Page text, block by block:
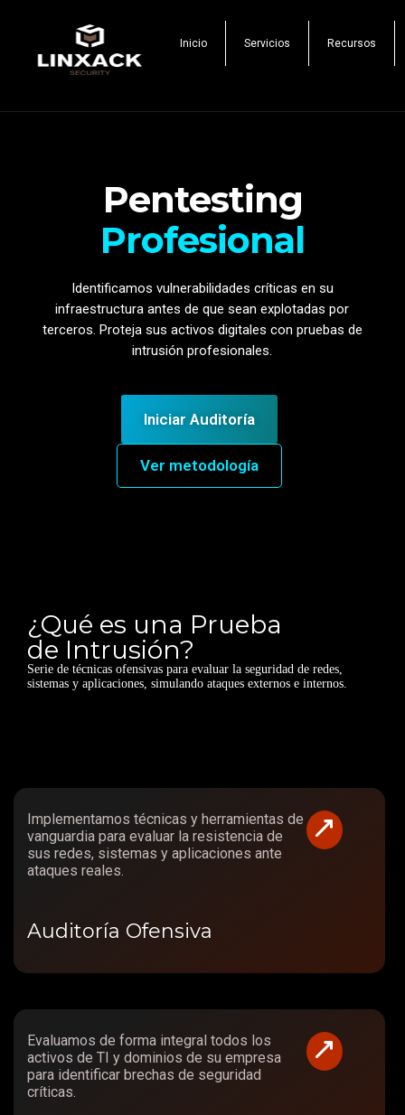
Inicio Servicios Recursos
Pentesting
Profesional
Identificamos vulnerabilidades críticas en su
infraestructura antes de que sean explotadas por
terceros. Proteja sus activos digitales con pruebas de
intrusión profesionales.
Iniciar Auditoría
Ver metodología
¿Qué es una Prueba
de Intrusión?
Serie de técnicas ofensivas para evaluar la seguridad de redes,
sistemas y aplicaciones, simulando ataques externos e internos.
Implementamos técnicas y herramientas de
vanguardia para evaluar la resistencia de
sus redes, sistemas y aplicaciones ante
ataques reales.
Auditoría Ofensiva
Evaluamos de forma integral todos los
activos de TI y dominios de su empresa
para identificar brechas de seguridad
críticas.